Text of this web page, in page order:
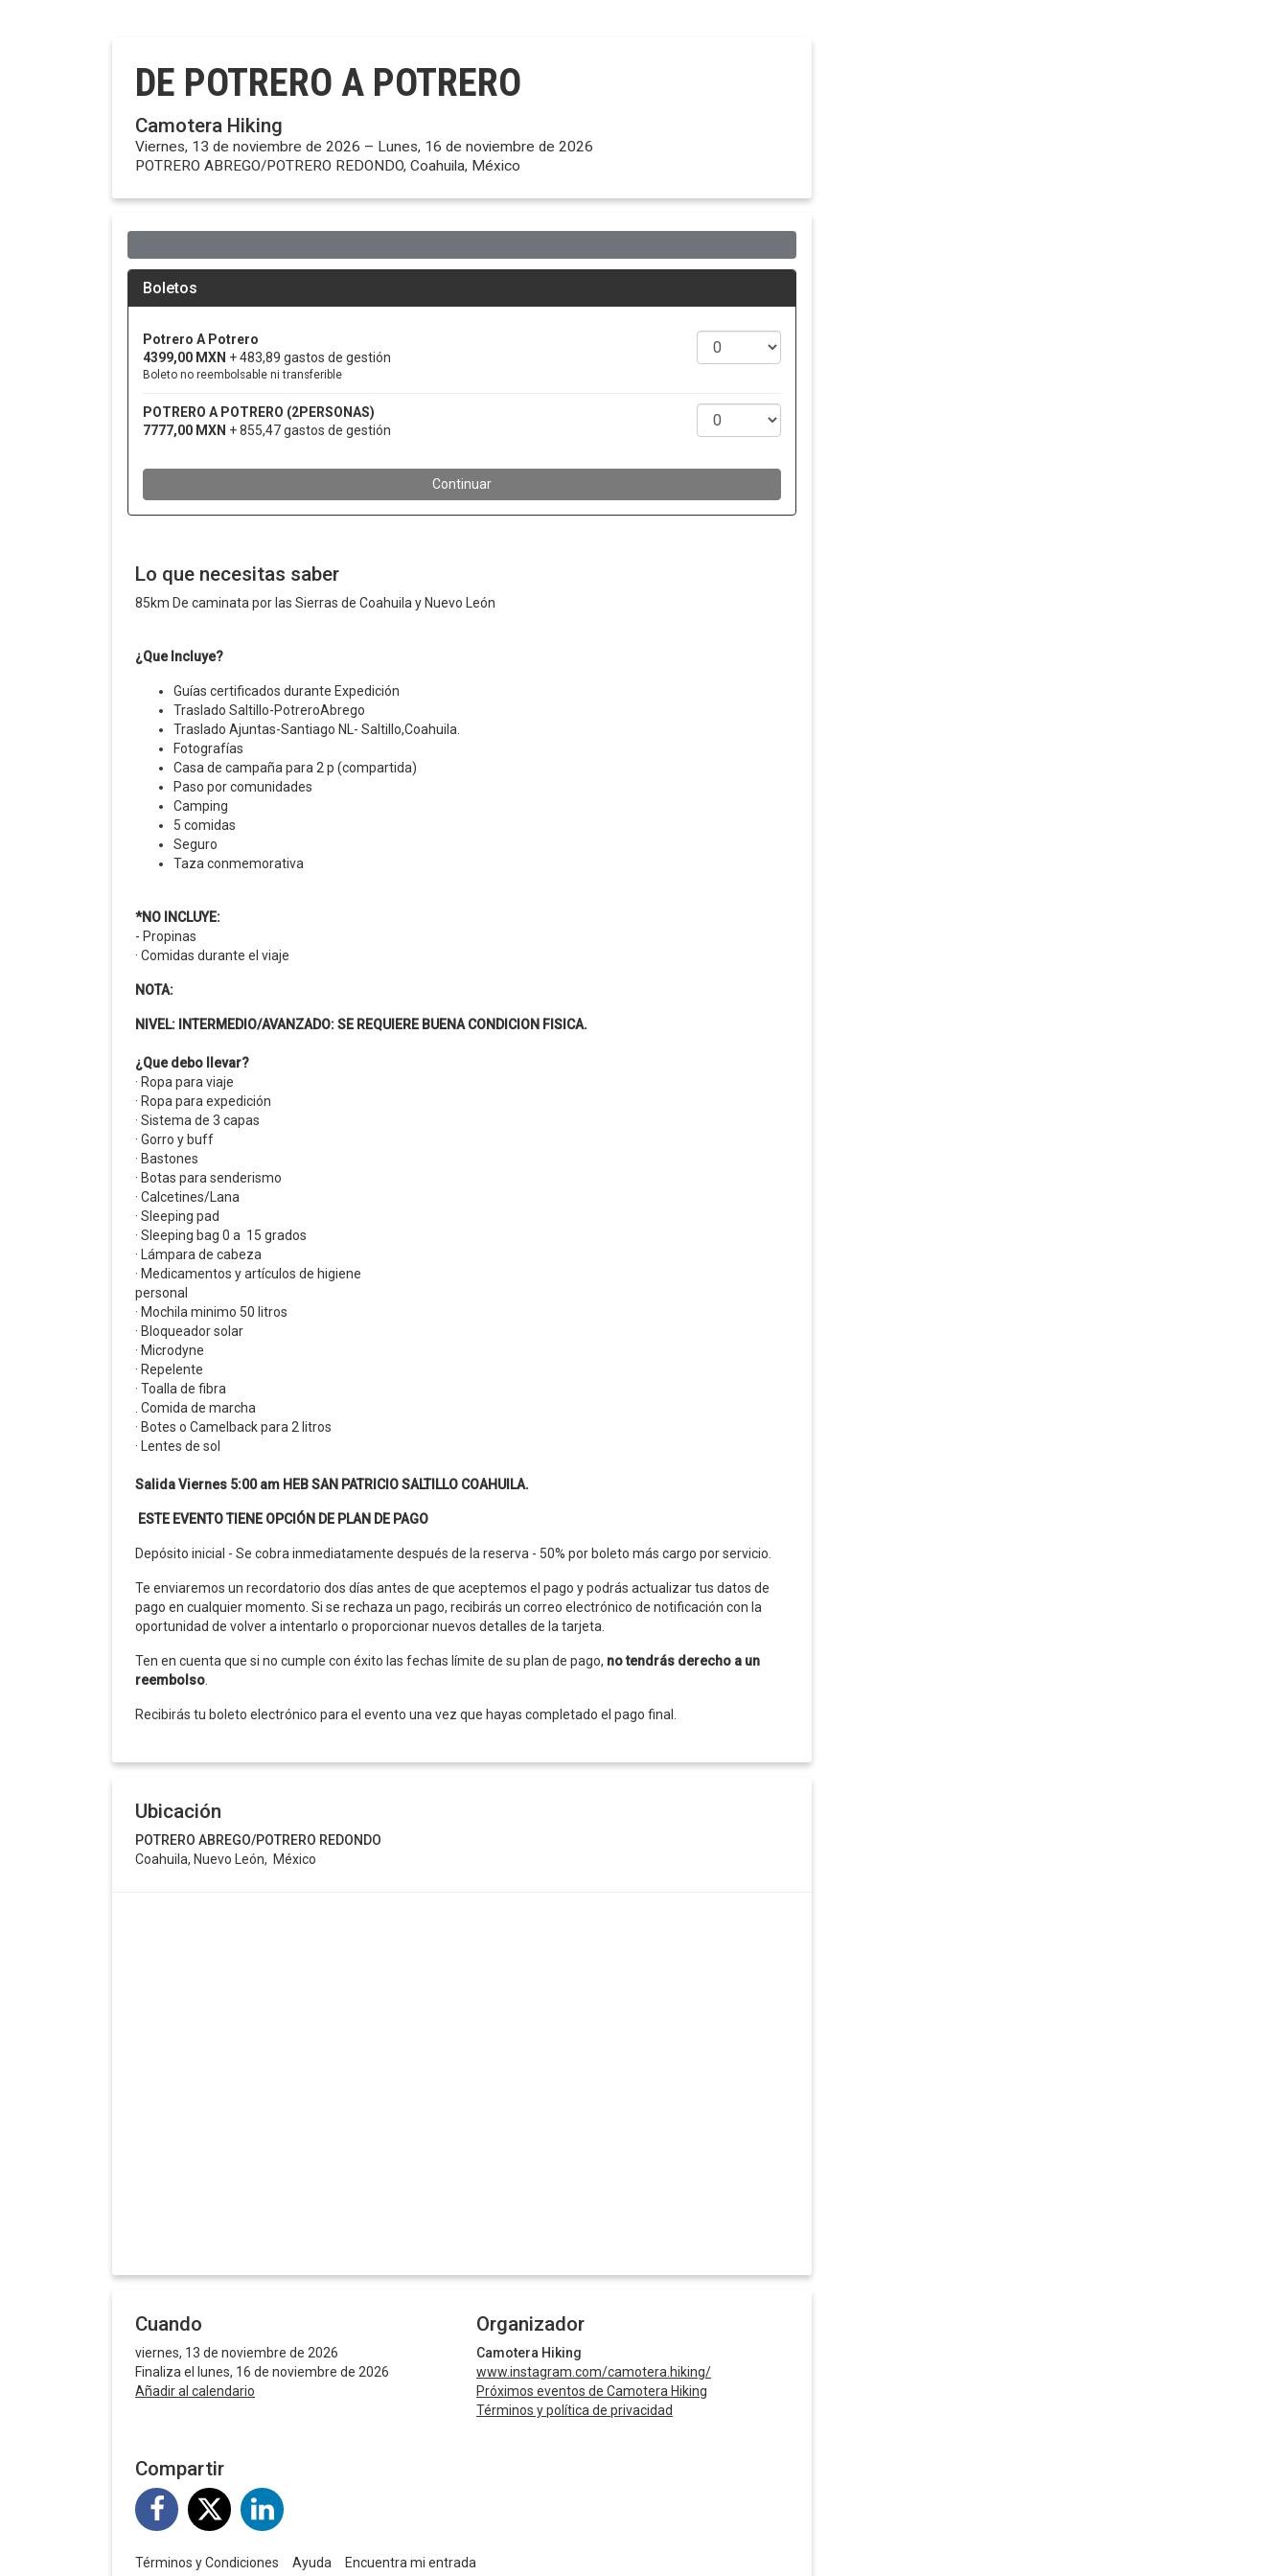
DE POTRERO A POTRERO
Camotera Hiking
Viernes, 13 de noviembre de 2026 – Lunes, 16 de noviembre de 2026
POTRERO ABREGO/POTRERO REDONDO, Coahuila, México
Lo que necesitas saber
85km De caminata por las Sierras de Coahuila y Nuevo León
¿Que Incluye?
Guías certificados durante Expedición
Traslado Saltillo-PotreroAbrego
Traslado Ajuntas-Santiago NL- Saltillo,Coahuila.
Fotografías
Casa de campaña para 2 p (compartida)
Paso por comunidades
Camping
5 comidas
Seguro
Taza conmemorativa
*NO INCLUYE:
- Propinas
· Comidas durante el viaje
NOTA:
NIVEL: INTERMEDIO/AVANZADO: SE REQUIERE BUENA CONDICION FISICA.
¿Que debo llevar?
· Ropa para viaje
· Ropa para expedición
· Sistema de 3 capas
· Gorro y buff
· Bastones
· Botas para senderismo
· Calcetines/Lana
· Sleeping pad
· Sleeping bag 0 a 15 grados
· Lámpara de cabeza
· Medicamentos y artículos de higiene
personal
· Mochila minimo 50 litros
· Bloqueador solar
· Microdyne
· Repelente
· Toalla de fibra
. Comida de marcha
· Botes o Camelback para 2 litros
· Lentes de sol
Salida Viernes 5:00 am HEB SAN PATRICIO SALTILLO COAHUILA.
ESTE EVENTO TIENE OPCIÓN DE PLAN DE PAGO
Depósito inicial - Se cobra inmediatamente después de la reserva - 50% por boleto más cargo por servicio.
Te enviaremos un recordatorio dos días antes de que aceptemos el pago y podrás actualizar tus datos de
pago en cualquier momento. Si se rechaza un pago, recibirás un correo electrónico de notificación con la
oportunidad de volver a intentarlo o proporcionar nuevos detalles de la tarjeta.
Ten en cuenta que si no cumple con éxito las fechas límite de su plan de pago, no tendrás derecho a un
reembolso
Recibirás tu boleto electrónico para el evento una vez que hayas completado el pago final.
Ubicación
POTRERO ABREGO/POTRERO REDONDO
Coahuila, Nuevo León, México
Cuando
viernes, 13 de noviembre de 2026
Finaliza el lunes, 16 de noviembre de 2026
Añadir al calendario
Organizador
Camotera Hiking
www.instagram.com/camotera.hiking/
Próximos eventos de Camotera Hiking
Términos y política de privacidad
Compartir
Términos y Condiciones Ayuda Encuentra mi entrada